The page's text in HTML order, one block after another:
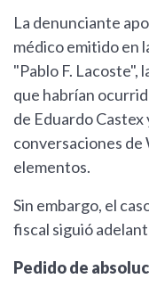
La denunciante
médico emitido en
"Pablo F. Lacoste",
que habrían
de Eduardo Castex
conversaciones
elementos.
Sin embargo, el
fiscal siguió
Pedido de